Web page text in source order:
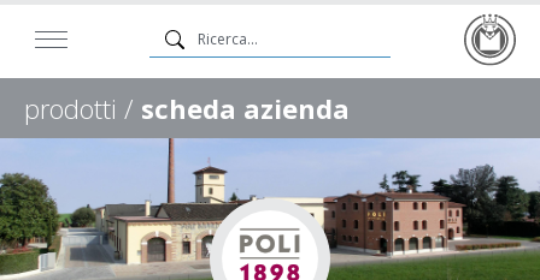
prodotti / scheda azienda